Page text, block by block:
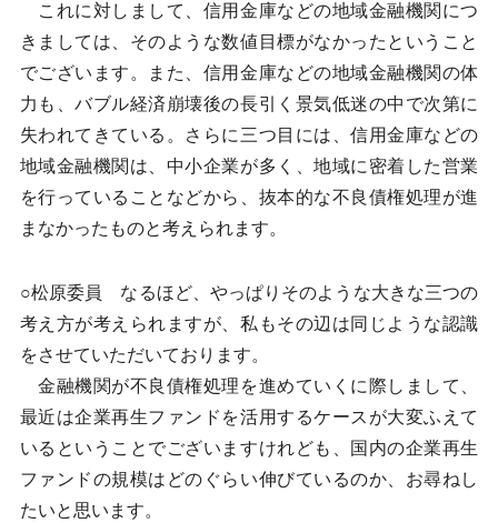
これに対しまして、信用金庫などの地域金融機関につ
きましては、そのような数値目標がなかったということ
でございます。また、信用金庫などの地域金融機関の体
力も、バブル経済崩壊後の長引く景気低迷の中で次第に
失われてきている。さらに三つ目には、信用金庫などの
地域金融機関は、中小企業が多く、地域に密着した営業
を行っていることなどから、抜本的な不良債権処理が進
まなかったものと考えられます。
○松原委員 なるほど、やっぱりそのような大きな三つの
考え方が考えられますが、私もその辺は同じような認識
をさせていただいております。
金融機関が不良債権処理を進めていくに際しまして、
最近は企業再生ファンドを活用するケースが大変ふえて
いるということでございますけれども、国内の企業再生
ファンドの規模はどのぐらい伸びているのか、お尋ねし
たいと思います。